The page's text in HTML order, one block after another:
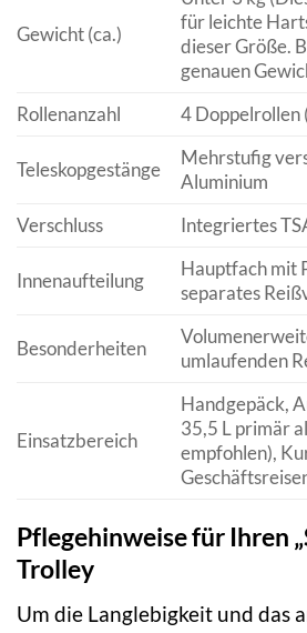
Gewicht (ca.)
für leichte
dieser Größe.
genauen
Rollenanzahl
4 Doppelrollen
Teleskopgestänge
Mehrstufig
Aluminium
Verschluss
Integriertes
Innenaufteilung
Hauptfach mit
separates
Besonderheiten
umlaufenden
Einsatzbereich
Handgepäck,
35,5 L primär
empfohlen),
Pflegehinweise für Ihren
Trolley
Um die Langlebigkeit und das